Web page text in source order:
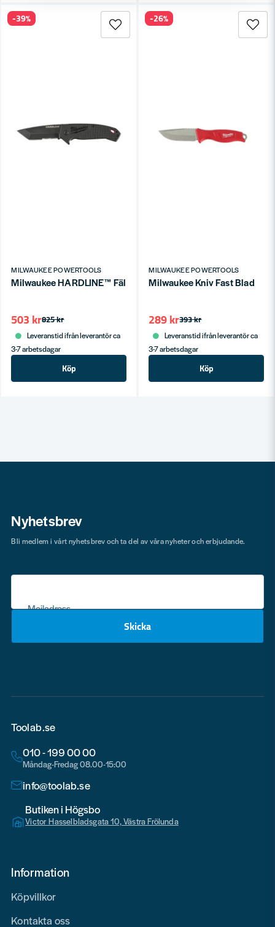
MILWAUKEE POWERTOOLS
Milwaukee HARDLINE™ Fällkniv Tandad
825 kr
503 kr
Leveranstid ifrån leverantör ca
3-7 arbetsdagar
Köp
-39%
MILWAUKEE POWERTOOLS
Milwaukee Kniv Fast Blad
393 kr
289 kr
Leveranstid ifrån leverantör ca
3-7 arbetsdagar
Köp
-26%
Nyhetsbrev
Mejladress
Skicka
Bli medlem i vårt nyhetsbrev och ta del av våra nyheter och erbjudande.
Toolab.se
010 - 199 00 00
Måndag-Fredag 08.00-15:00
info@toolab.se
Butiken i Högsbo
Victor Hasselbladsgata 10, Västra Frölunda
Information
Köpvillkor
Kontakta oss